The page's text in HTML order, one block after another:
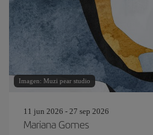
Imagen: Muzi pear studio
11 jun 2026 - 27 sep 2026
Mariana Gomes